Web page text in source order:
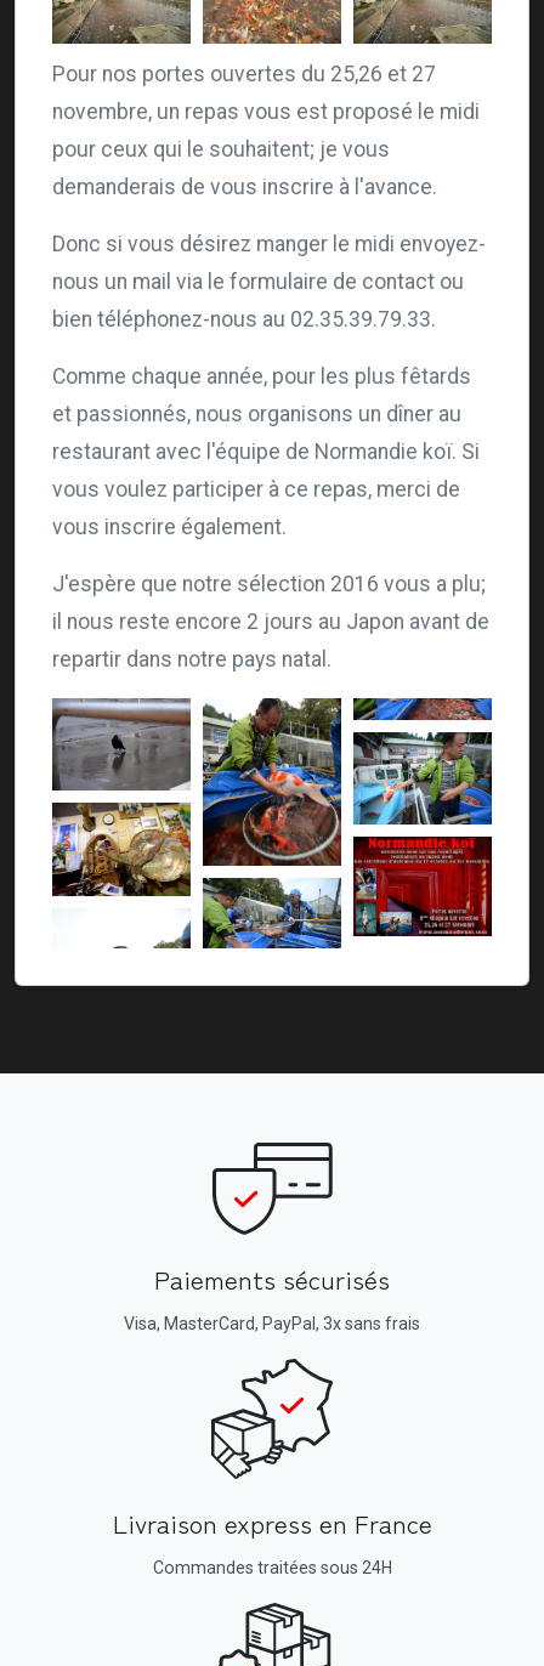
Pour nos portes ouvertes du 25,26 et 27
novembre, un repas vous est proposé le midi
pour ceux qui le souhaitent; je vous
demanderais de vous inscrire à l'avance.
Donc si vous désirez manger le midi envoyez-
nous un mail via le formulaire de contact ou
bien téléphonez-nous au 02.35.39.79.33.
Comme chaque année, pour les plus fêtards
et passionnés, nous organisons un dîner au
restaurant avec l'équipe de Normandie koï. Si
vous voulez participer à ce repas, merci de
vous inscrire également.
J'espère que notre sélection 2016 vous a plu;
il nous reste encore 2 jours au Japon avant de
repartir dans notre pays natal.
Paiements sécurisés
Visa, MasterCard, PayPal, 3x sans frais
Livraison express en France
Commandes traitées sous 24H